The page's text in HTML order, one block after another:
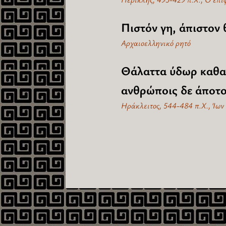
Πιστόν γη,
Αρχαιοελληνικό ρητό
Θάλαττα ύδωρ
ανθρώποις δε
Ηράκλειτος, 544-484 π.Χ., Ίων